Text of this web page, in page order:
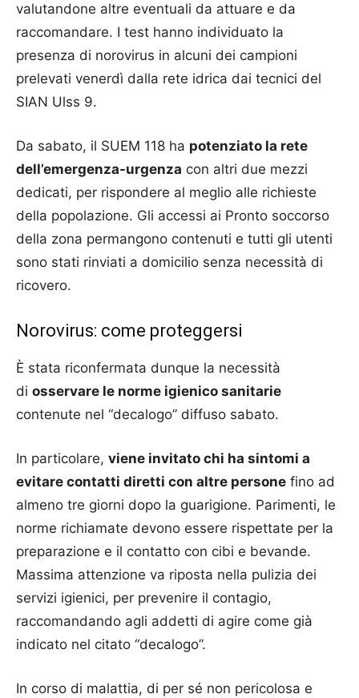
valutandone altre eventuali da attuare e da
raccomandare. I test hanno individuato la
presenza di norovirus in alcuni dei campioni
prelevati venerdì dalla rete idrica dai tecnici del
SIAN Ulss 9.
Da sabato, il SUEM 118 ha potenziato la rete
dell’emergenza-urgenza con altri due mezzi
dedicati, per rispondere al meglio alle richieste
della popolazione. Gli accessi ai Pronto soccorso
della zona permangono contenuti e tutti gli utenti
sono stati rinviati a domicilio senza necessità di
ricovero.
Norovirus: come proteggersi
È stata riconfermata dunque la necessità
di osservare le norme igienico sanitarie
contenute nel “decalogo” diffuso sabato.
In particolare, viene invitato chi ha sintomi a
evitare contatti diretti con altre persone fino ad
almeno tre giorni dopo la guarigione. Parimenti, le
norme richiamate devono essere rispettate per la
preparazione e il contatto con cibi e bevande.
Massima attenzione va riposta nella pulizia dei
servizi igienici, per prevenire il contagio,
raccomandando agli addetti di agire come già
indicato nel citato “decalogo”.
In corso di malattia, di per sé non pericolosa e